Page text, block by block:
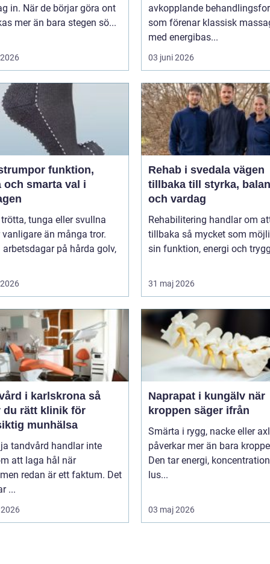
in. När de börjar göra ont
påverkas mer än bara stegen sö...
avkopplande
som förenar klassisk
med energibas...
03 juni 2026
funktion,
och smarta val i
tunga eller svullna
vanligare än många tror.
arbetsdagar på hårda golv,
Rehab i svedala vägen
tillbaka till styrka,
och vardag
Rehabilitering handlar om
tillbaka så mycket som
sin funktion, energi och
31 maj 2026
i karlskrona så
du rätt klinik för
munhälsa
tandvård handlar inte
att laga hål när
redan är ett faktum. Det
...
Naprapat i kungälv när
kroppen säger ifrån
Smärta i rygg, nacke eller
påverkar mer än bara
Den tar energi,
lus...
03 maj 2026